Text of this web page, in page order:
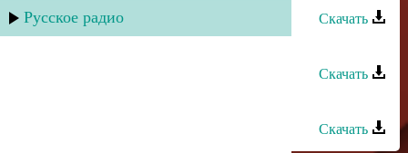
Русское радио Скачать
Скачать
Скачать